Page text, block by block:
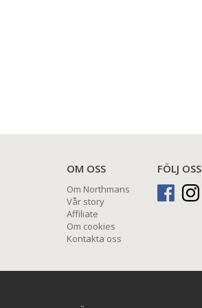
OM OSS
Om Northmans
Vår story
Affiliate
Om cookies
Kontakta oss
FÖLJ OSS